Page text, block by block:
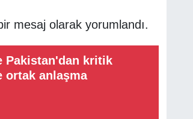
mesaj olarak yorumlandı.
Pakistan'dan kritik
ortak anlaşma